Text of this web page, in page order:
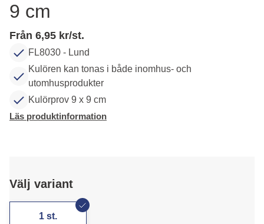
9 cm
Från 6,95 kr/st.
FL8030 - Lund
Kulören kan tonas i både inomhus- och
utomhusprodukter
Kulörprov 9 x 9 cm
Läs produktinformation
Välj variant
1 st.